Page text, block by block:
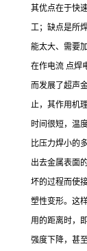
其优点在于快
工；缺点是所
能太大、需要
在作电流 点焊
而发展了超声
止，其作用机
时间很短，温
比压力焊小的
出去金属表面
坏的过程而使
塑性变形。这
用的距离时，
强度下降，甚至